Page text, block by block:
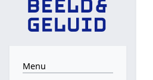
Menu